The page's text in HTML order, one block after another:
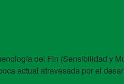
del Fin (Sensibilidad y
actual atravesada por el